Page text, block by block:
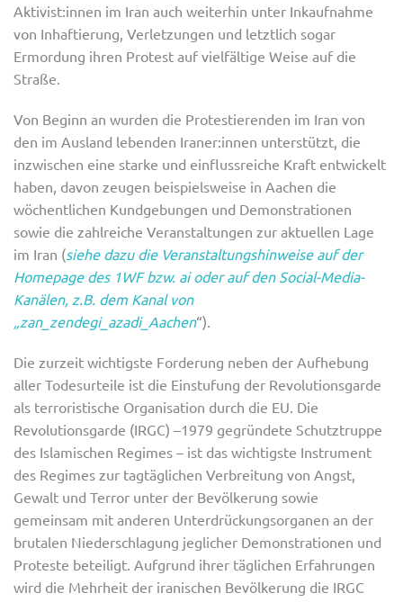
Aktivist:innen im Iran auch weiterhin unter Inkaufnahme
von Inhaftierung, Verletzungen und letztlich sogar
Ermordung ihren Protest auf vielfältige Weise auf die
Straße.
Von Beginn an wurden die Protestierenden im Iran von
den im Ausland lebenden Iraner:innen unterstützt, die
inzwischen eine starke und einflussreiche Kraft entwickelt
haben, davon zeugen beispielsweise in Aachen die
wöchentlichen Kundgebungen und Demonstrationen
sowie die zahlreiche Veranstaltungen zur aktuellen Lage
im Iran (siehe dazu die Veranstaltungshinweise auf der
Homepage des 1WF bzw. ai oder auf den Social-Media-
Kanälen, z.B. dem Kanal von
„zan_zendegi_azadi_Aachen“).
Die zurzeit wichtigste Forderung neben der Aufhebung
aller Todesurteile ist die Einstufung der Revolutionsgarde
als terroristische Organisation durch die EU. Die
Revolutionsgarde (IRGC) –1979 gegründete Schutztruppe
des Islamischen Regimes – ist das wichtigste Instrument
des Regimes zur tagtäglichen Verbreitung von Angst,
Gewalt und Terror unter der Bevölkerung sowie
gemeinsam mit anderen Unterdrückungsorganen an der
brutalen Niederschlagung jeglicher Demonstrationen und
Proteste beteiligt. Aufgrund ihrer täglichen Erfahrungen
wird die Mehrheit der iranischen Bevölkerung die IRGC